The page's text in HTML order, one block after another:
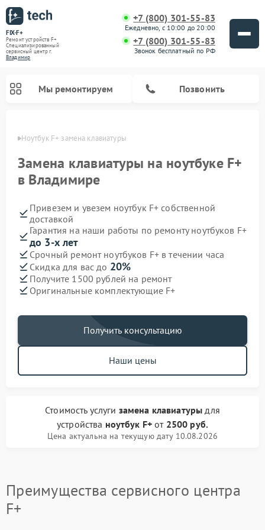
FIX-F+
Ремонт устройств F+
Специализированный
cервисный центр г.
Владимир
+7 (800) 301-55-83
Ежедневно, с 10:00 до 20:00
+7 (800) 301-55-83
Звонок бесплатный по РФ
Мы ремонтируем Позвонить
Ноутбук F+ замена клавиатуры
Замена клавиатуры на ноутбуке F+
в Владимире
Привезем и увезем ноутбук F+ собственной
доставкой
Гарантия на наши работы по ремонту ноутбуков F+
до 3-х лет
Срочный ремонт ноутбуков F+ в течении часа
Скидка для вас до 20%
Получите 1500 рублей на ремонт
Оригинальные комплектующие F+
Получить консультацию
Наши цены
Стоимость услуги замена клавиатуры для
устройства ноутбук F+ от 2500 руб.
Цена актуальна на текущую дату 10.08.2026
Преимущества сервисного центра
F+